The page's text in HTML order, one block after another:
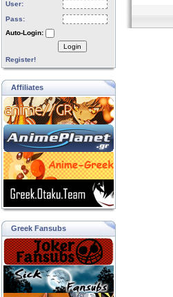
User:
Pass:
Auto-Login:
Login
Register!
Affiliates
Greek Fansubs